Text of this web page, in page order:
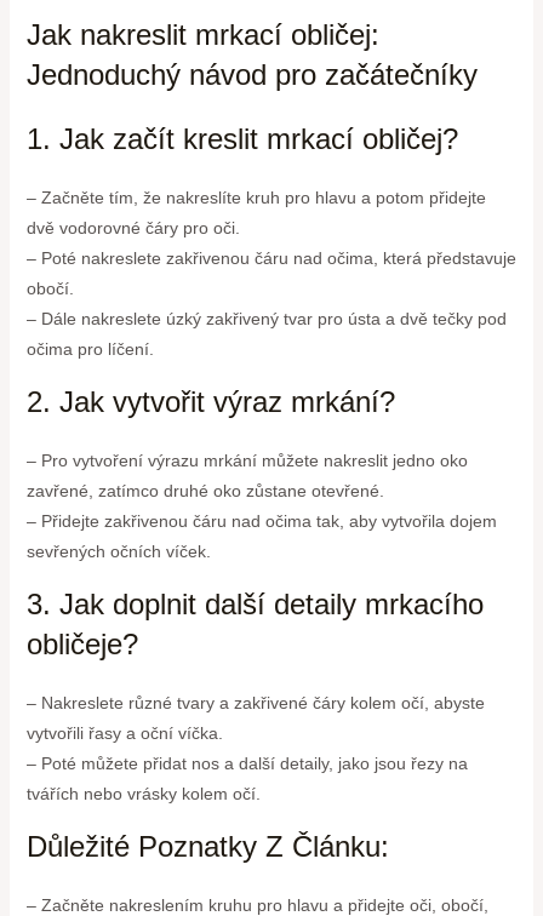
Jak nakreslit mrkací obličej:
Jednoduchý návod pro začátečníky
1. Jak začít kreslit mrkací obličej?
– Začněte tím, že nakreslíte kruh pro hlavu a potom přidejte
dvě vodorovné čáry pro oči.
– Poté nakreslete zakřivenou čáru nad očima, která představuje
obočí.
– Dále nakreslete úzký zakřivený tvar pro ústa a dvě tečky pod
očima pro líčení.
2. Jak vytvořit výraz mrkání?
– Pro vytvoření výrazu mrkání můžete nakreslit jedno oko
zavřené, zatímco druhé oko zůstane otevřené.
– Přidejte zakřivenou čáru nad očima tak, aby vytvořila dojem
sevřených očních víček.
3. Jak doplnit další detaily mrkacího
obličeje?
– Nakreslete různé tvary a zakřivené čáry kolem očí, abyste
vytvořili řasy a oční víčka.
– Poté můžete přidat nos a další detaily, jako jsou řezy na
tvářích nebo vrásky kolem očí.
Důležité Poznatky Z Článku:
– Začněte nakreslením kruhu pro hlavu a přidejte oči, obočí,